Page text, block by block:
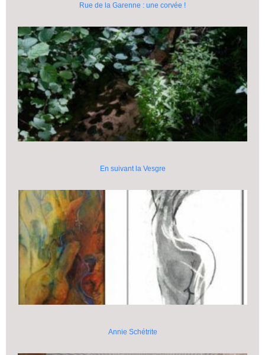
Rue de la Garenne : une corvée !
En suivant la Vesgre
Annie Schétrite